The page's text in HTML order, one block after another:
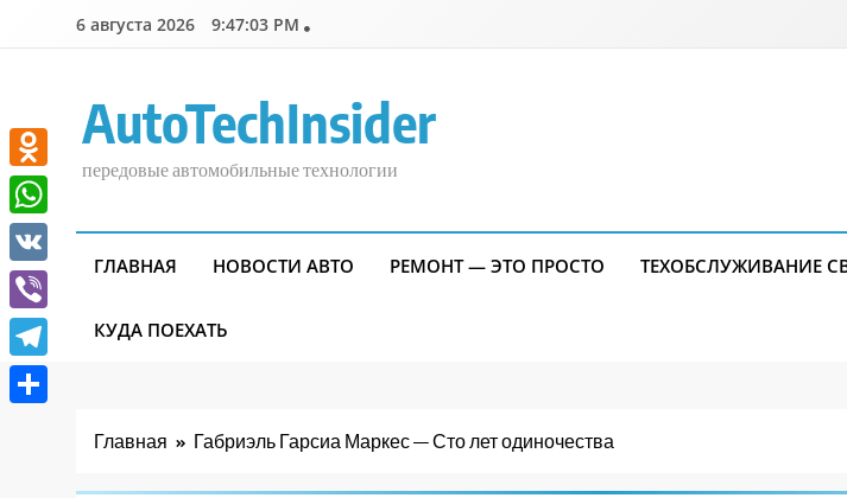
6 августа 2026 9:47:04 PM
AutoTechInsider
передовые автомобильные технологии
ГЛАВНАЯ НОВОСТИ АВТО РЕМОНТ — ЭТО ПРОСТО ТЕХОБСЛУЖИВАНИЕ
КУДА ПОЕХАТЬ
Главная Габриэль Гарсиа Маркес — Сто лет одиночества
Odnoklassniki
WhatsApp
VK
Viber
Telegram